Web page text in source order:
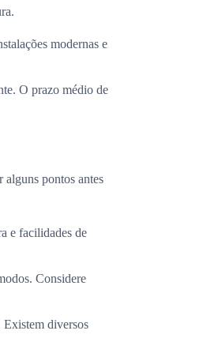
modernas e
O prazo médio de
alguns pontos antes
e facilidades de
Considere
Existem diversos